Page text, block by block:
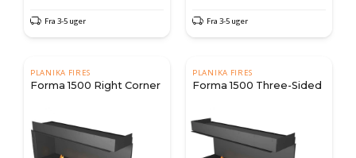
Fra 3-5 uger Fra 3-5 uger
PLANIKA FIRES
Forma 1500 Right Corner
PLANIKA FIRES
Forma 1500 Three-Sided